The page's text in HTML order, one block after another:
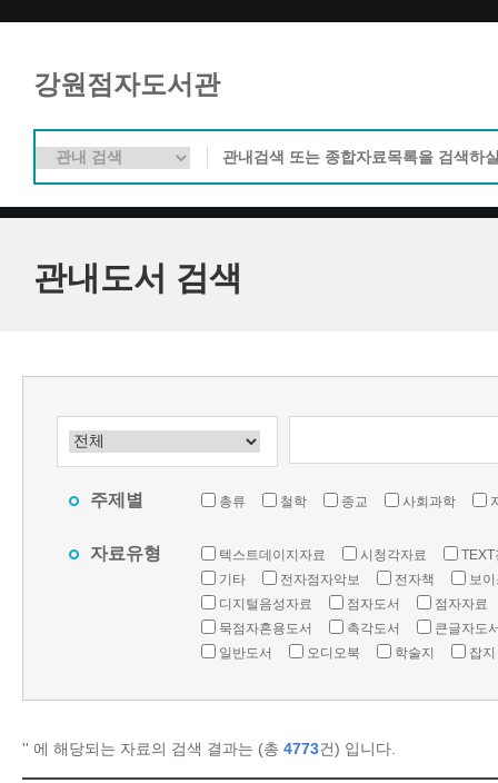
강원점자도서관
관내도서 검색
주제별 총류 철학 종교 사회과학
자료유형 텍스트데이지자료 시청각자료
TEXT
기타
전자점자악보 전자책
보
디지털음성자료
점자도서
점자자료
묵점자혼용도서
촉각도서
큰글자도
일반도서
오디오북 학술지 잡지
'' 에 해당되는 자료의 검색 결과는 (총 4773건) 입니다.